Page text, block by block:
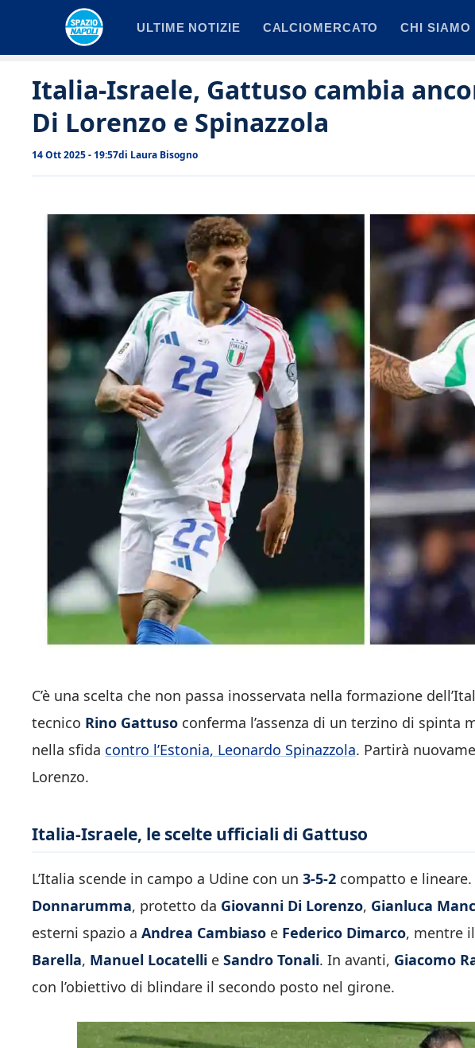
ULTIME NOTIZIE CALCIOMERCATO CHI SIAMO
Italia-Israele, Gattuso cambia
Di Lorenzo e Spinazzola
14 Ott 2025 - 19:57di Laura Bisogno
C’è una scelta che non passa inosservata nella formazione
tecnico Rino Gattuso conferma l’assenza di un terzino di
nella sfida contro l’Estonia, Leonardo Spinazzola. Partirà
Lorenzo.
Italia-Israele, le scelte ufficiali di Gattuso
L’Italia scende in campo a Udine con un 3-5-2 compatto e lineare.
Donnarumma, protetto da Giovanni Di Lorenzo, Gianluca
esterni spazio a Andrea Cambiaso e Federico Dimarco, mentre
Barella, Manuel Locatelli e Sandro Tonali. In avanti, Giacomo
con l’obiettivo di blindare il secondo posto nel girone.